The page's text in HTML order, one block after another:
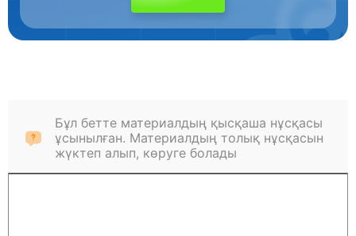
Бұл бетте материалдың қысқаша нұсқасы
ұсынылған. Материалдың толық нұсқасын
жүктеп алып, көруге болады